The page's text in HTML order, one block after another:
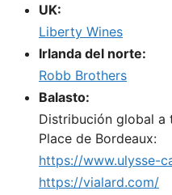
UK:
Liberty Wines
Irlanda del norte:
Robb Brothers
Balasto:
Distribución global a
Place de Bordeaux:
https://www.ulysse-
https://vialard.com/